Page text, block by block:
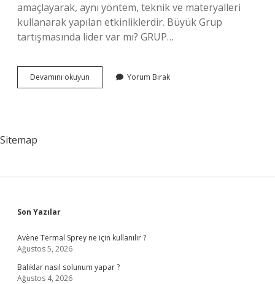
amaçlayarak, aynı yöntem, teknik ve materyalleri
kullanarak yapılan etkinliklerdir. Büyük Grup
tartışmasında lider var mı? GRUP…
Devamını okuyun
Grup
Yorum Bırak
Sitemap
Sidebar
Son Yazılar
Avène Termal Sprey ne için kullanılır ?
Ağustos 5, 2026
Balıklar nasıl solunum yapar ?
Ağustos 4, 2026